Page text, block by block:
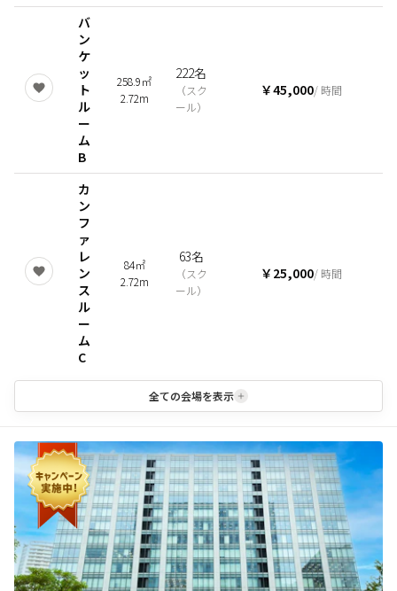
バ
ン
ケ
ッ
ト
ル
ー
ム
B
258.9㎡
2.72m
222名
（スク
ール）
￥45,000/ 時間
カ
ン
フ
ァ
レ
ン
ス
ル
ー
ム
C
84㎡
2.72m
63名
（スク
ール）
￥25,000/ 時間
全ての会場を表示